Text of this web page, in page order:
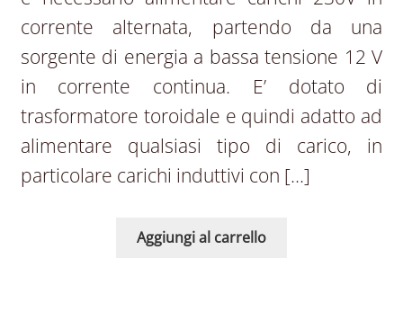
corrente alternata, partendo da una
sorgente di energia a bassa tensione 12 V
in corrente continua. E’ dotato di
trasformatore toroidale e quindi adatto ad
alimentare qualsiasi tipo di carico, in
particolare carichi induttivi con […]
Aggiungi al carrello